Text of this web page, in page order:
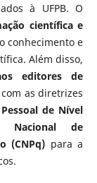
à UFPB. O
científica e
conhecimento e
Além disso,
editores de
as diretrizes
de Nível
Nacional de
(CNPq) para a